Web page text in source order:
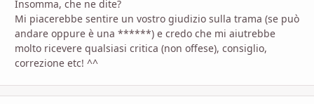
Insomma, che ne dite?
Mi piacerebbe sentire un vostro giudizio sulla trama (se può
andare oppure è una ******) e credo che mi aiutrebbe
molto ricevere qualsiasi critica (non offese), consiglio,
correzione etc! ^^